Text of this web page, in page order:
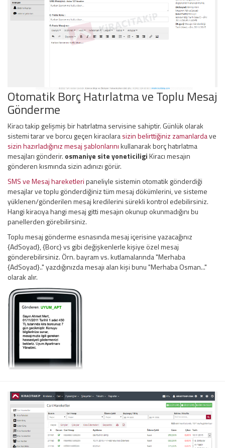
Otomatik Borç Hatırlatma ve Toplu Mesaj
Gönderme
Kiracı takip gelişmiş bir hatırlatma servisine sahiptir. Günlük olarak
sistemi tarar ve borcu geçen kiracılarasizin belirttiğiniz zamanlardave
sizin hazırladığınız mesaj şablonlarınıkullanarak borç hatırlatma
mesajları gönderir. osmaniye site yoneticiligiKiracı mesajın
gönderen kısmında sizin adınızı görür.
SMS ve Mesaj hareketleripaneliyle sistemin otomatik gönderdiği
mesajlar ve toplu gönderdiğiniz tüm mesaj dökümlerini, ve sisteme
yüklenen/gönderilen mesaj kredilerini sürekli kontrol edebilirsiniz.
Hangi kiracıya hangi mesaj gitti mesajın okunup okunmadığını bu
panellerden görebilirsiniz.
Toplu mesaj gönderme esnasında mesaj içerisine yazacağınız
{AdSoyad}, {Borc} vs gibi değişkenlerle kişiye özel mesaj
gönderebilirsiniz. Örn. bayram vs. kutlamalarında "Merhaba
{AdSoyad}.." yazdığınızda mesajı alan kişi bunu "Merhaba Osman..."
olarak alır.